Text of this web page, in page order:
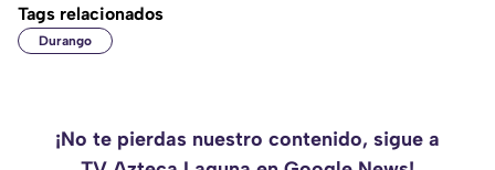
Tags relacionados
Durango
¡No te pierdas nuestro contenido, sigue a